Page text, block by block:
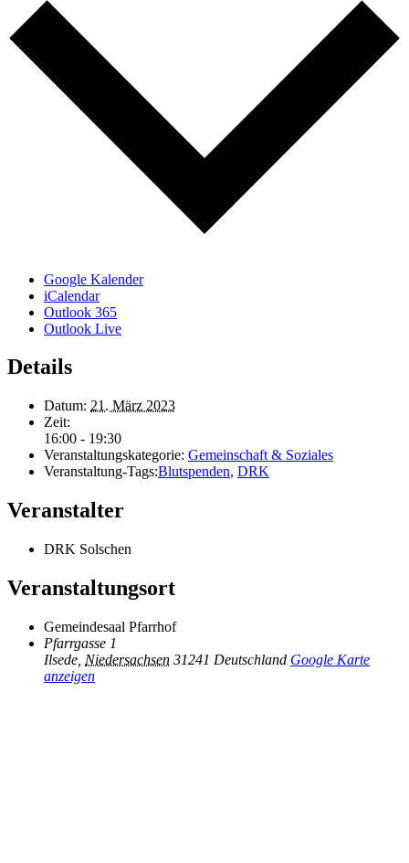
Google Kalender
iCalendar
Outlook 365
Outlook Live
Details
Datum: 21. März 2023
Zeit:
16:00 - 19:30
Veranstaltungskategorie: Gemeinschaft & Soziales
Veranstaltung-Tags:Blutspenden, DRK
Veranstalter
DRK Solschen
Veranstaltungsort
Gemeindesaal Pfarrhof
Pfarrgasse 1
Ilsede Niedersachsen 31241 Deutschland Google Karte
anzeigen